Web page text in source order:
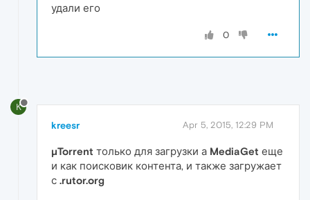
удали его
0
K
kreesr Apr 5, 2015, 12:29 PM
µTorrent только для загрузки а MediaGet еще
и как поисковик контента, и также загружает
с .rutor.org